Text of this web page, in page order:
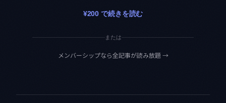
¥200 で続きを読む
または
メンバーシップなら全記事が読み放題→